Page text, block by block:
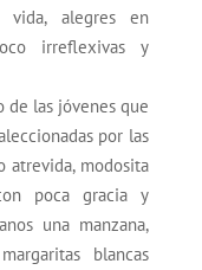
alegres en
irreflexivas y
las jóvenes que
por las
atrevida, modosita
poca gracia y
una manzana,
blancas